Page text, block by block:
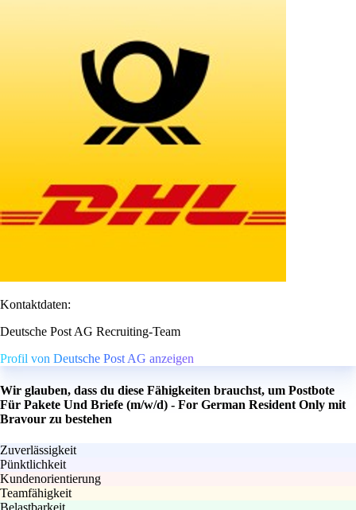
Kontaktdaten:
Deutsche Post AG Recruiting-Team
Profil von Deutsche Post AG anzeigen
Wir glauben, dass du diese Fähigkeiten brauchst, um Postbote
Für Pakete Und Briefe (m/w/d) - For German Resident Only mit
Bravour zu bestehen
Zuverlässigkeit
Pünktlichkeit
Kundenorientierung
Teamfähigkeit
Belastbarkeit